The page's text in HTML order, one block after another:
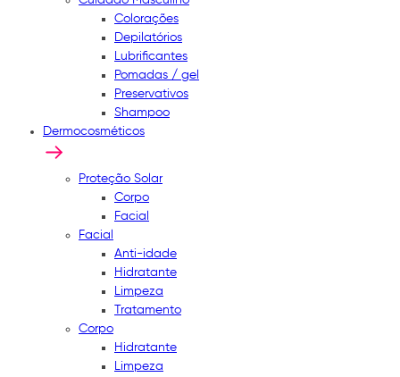
Colorações
Depilatórios
Lubrificantes
Pomadas / gel
Preservativos
Shampoo
Dermocosméticos
Proteção Solar
Corpo
Facial
Facial
Anti-idade
Hidratante
Limpeza
Tratamento
Corpo
Hidratante
Limpeza